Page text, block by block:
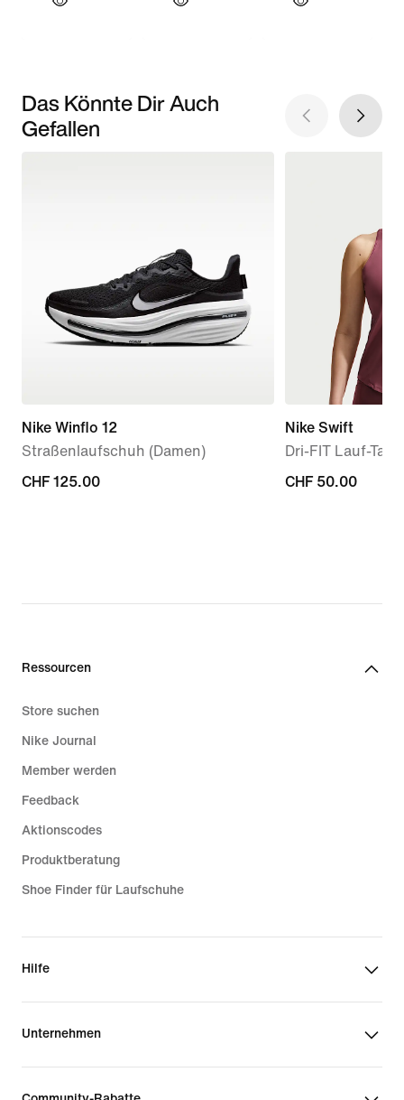
Das Könnte Dir Auch
Gefallen
Nike Winflo 12
Straßenlaufschuh (Damen)
CHF 125.00
CHF 125.00
Nike Swift
Dri-FIT Lauf-
CHF 50.00
CHF 50.00
Ressourcen
Store suchen
Nike Journal
Member werden
Feedback
Aktionscodes
Produktberatung
Shoe Finder für Laufschuhe
Hilfe
Unternehmen